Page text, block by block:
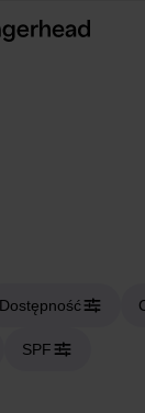
Dostępność
SPF